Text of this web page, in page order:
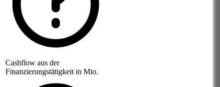
Cashflow aus der
Finanzierungstätigkeit in Mio.